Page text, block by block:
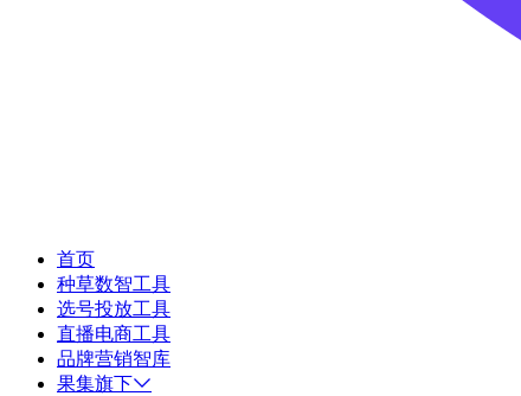
首页
种草数智工具
选号投放工具
直播电商工具
品牌营销智库
果集旗下